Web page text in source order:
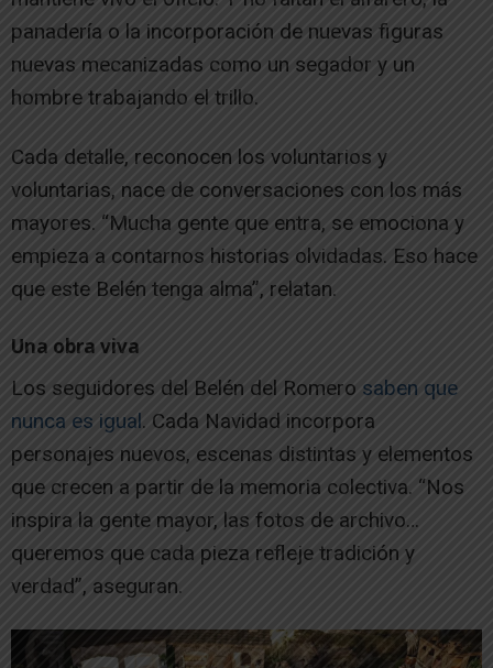
panadería o la incorporación de nuevas figuras
nuevas mecanizadas como un segador y un
hombre trabajando el trillo.
Cada detalle, reconocen los voluntarios y
voluntarias, nace de conversaciones con los más
mayores. “Mucha gente que entra, se emociona y
empieza a contarnos historias olvidadas. Eso hace
que este Belén tenga alma”, relatan.
Una obra viva
Los seguidores del Belén del Romero saben que
nunca es igual. Cada Navidad incorpora
personajes nuevos, escenas distintas y elementos
que crecen a partir de la memoria colectiva. “Nos
inspira la gente mayor, las fotos de archivo…
queremos que cada pieza refleje tradición y
verdad”, aseguran.